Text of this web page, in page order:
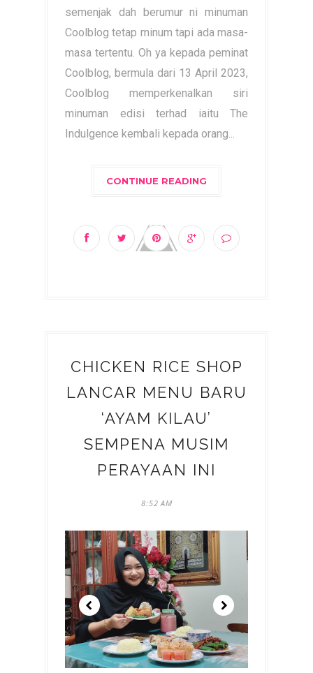
semenjak dah berumur ni minuman
Coolblog tetap minum tapi ada masa-
masa tertentu. Oh ya kepada peminat
Coolblog, bermula dari 13 April 2023,
Coolblog memperkenalkan siri
minuman edisi terhad iaitu The
Indulgence kembali kepada orang...
CONTINUE READING
CHICKEN RICE SHOP
LANCAR MENU BARU
‘AYAM KILAU’
SEMPENA MUSIM
PERAYAAN INI
8:52 AM